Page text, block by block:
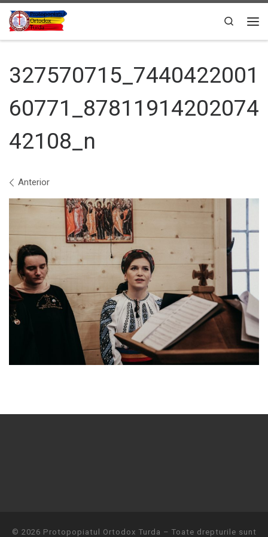
Sari la conținut
Search
327570715_7440422001
60771_87811914202074
42108_n
Navigare în imagini
Anterior
© 2026 Protopopiatul Ortodox Turda – Toate drepturile sunt